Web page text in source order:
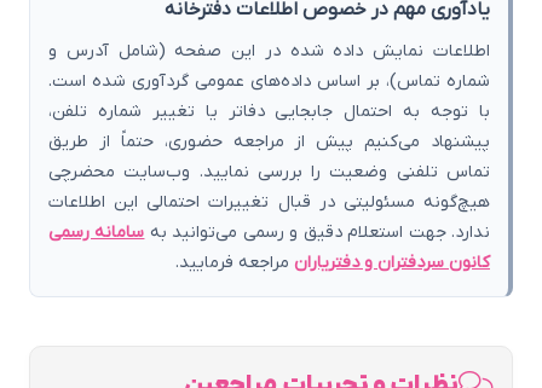
یادآوری مهم در خصوص اطلاعات دفترخانه
اطلاعات نمایش داده شده در این صفحه (شامل آدرس و
شماره تماس)، بر اساس داده‌های عمومی گردآوری شده است.
با توجه به احتمال جابجایی دفاتر یا تغییر شماره تلفن،
پیشنهاد می‌کنیم پیش از مراجعه حضوری، حتماً از طریق
تماس تلفنی وضعیت را بررسی نمایید. وب‌سایت محضرچی
هیچ‌گونه مسئولیتی در قبال تغییرات احتمالی این اطلاعات
ندارد. جهت استعلام دقیق و رسمی می‌توانید بهسامانه رسمی
کانون سردفتران و دفتریاران مراجعه فرمایید.